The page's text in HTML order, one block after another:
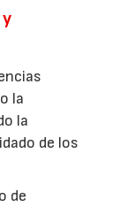
la
la
de los
de